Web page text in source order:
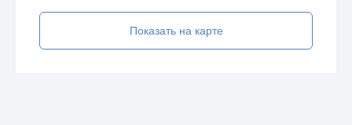
Показать на карте